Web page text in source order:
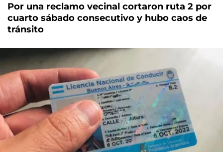
Por una reclamo vecinal cortaron ruta 2 por
cuarto sábado consecutivo y hubo caos de
tránsito